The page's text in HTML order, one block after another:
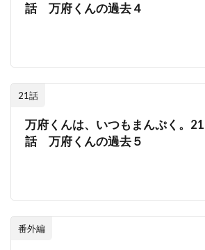
話 万府くんの過去４
21話
万府くんは、いつもまんぷく。21
話 万府くんの過去５
番外編